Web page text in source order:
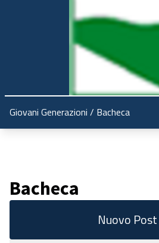
Regione Emilia-Romagna Partecipazione
Giovani Generazioni / Bacheca
Bacheca
Nuovo Post